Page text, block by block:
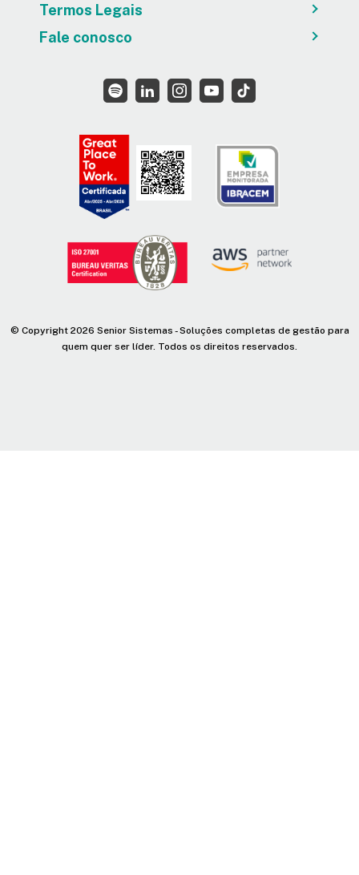
Termos Legais
Fale conosco
© Copyright 2026 Senior Sistemas - Soluções completas de gestão para
quem quer ser líder. Todos os direitos reservados.